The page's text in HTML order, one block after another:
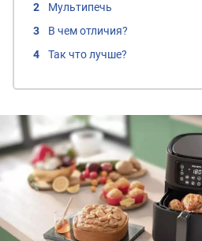
Мультипечь
В чем отличия?
Так что лучше?